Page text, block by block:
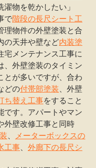
物を乾かしたい」
で階段の長尺シート工
理物件の外壁塗装と合
の天井や壁など内装塗
宅メンテナンス工事に
、外壁塗装のタイミン
とが多いですが、合わ
どの付帯部塗装 、外壁
ち替え工事をすること
です。アパートやマン
外壁改修工事と同時
メーターボックスの
工事
外廊下の長尺シ